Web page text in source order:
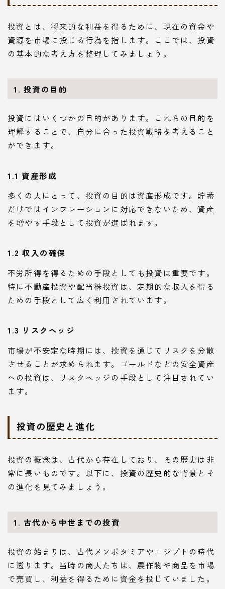
投資とは、将来的な利益を得るために、現在の資金や
資源を市場に投じる行為を指します。ここでは、投資
の基本的な考え方を整理してみましょう。
1. 投資の目的
投資にはいくつかの目的があります。これらの目的を
理解することで、自分に合った投資戦略を考えること
ができます。
1.1 資産形成
多くの人にとって、投資の目的は資産形成です。貯蓄
だけではインフレーションに対応できないため、資産
を増やす手段として投資が選ばれます。
1.2 収入の確保
不労所得を得るための手段としても投資は重要です。
特に不動産投資や配当株投資は、定期的な収入を得る
ための手段として広く利用されています。
1.3 リスクヘッジ
市場が不安定な時期には、投資を通じてリスクを分散
させることが求められます。ゴールドなどの安全資産
への投資は、リスクヘッジの手段として注目されてい
ます。
投資の歴史と進化
投資の概念は、古代から存在しており、その歴史は非
常に長いものです。以下に、投資の歴史的な背景とそ
の進化を見てみましょう。
1. 古代から中世までの投資
投資の始まりは、古代メソポタミアやエジプトの時代
に遡ります。当時の商人たちは、農作物や商品を市場
で売買し、利益を得るために資金を投じていました。